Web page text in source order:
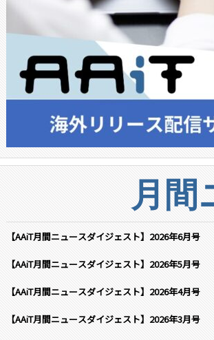
月間
【AAiT月間ニュースダイジェスト】2026年6月号
【AAiT月間ニュースダイジェスト】2026年5月号
【AAiT月間ニュースダイジェスト】2026年4月号
【AAiT月間ニュースダイジェスト】2026年3月号